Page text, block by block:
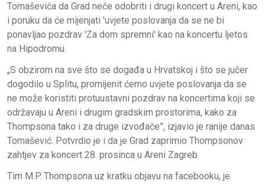
Tomaševića da Grad neće odobriti i drugi koncert u Areni, kao
i poruku da će mijenjati 'uvjete poslovanja da se ne bi
ponavljao pozdrav 'Za dom spremni' kao na koncertu ljetos
na Hipodromu.
„S obzirom na sve što se događa u Hrvatskoj i što se jučer
dogodilo u Splitu, promijenit ćemo uvjete poslovanja da se
ne može koristiti protuustavni pozdrav na koncertima koji se
održavaju u Areni i drugim gradskim prostorima, kako za
Thompsona tako i za druge izvođače”, izjavio je ranije danas
Tomašević. Potvrdio je i da je Grad zaprimio Thompsonov
zahtjev za koncert 28. prosinca u Areni Zagreb.
Tim M.P. Thompsona uz kratku objavu na facebooku, je